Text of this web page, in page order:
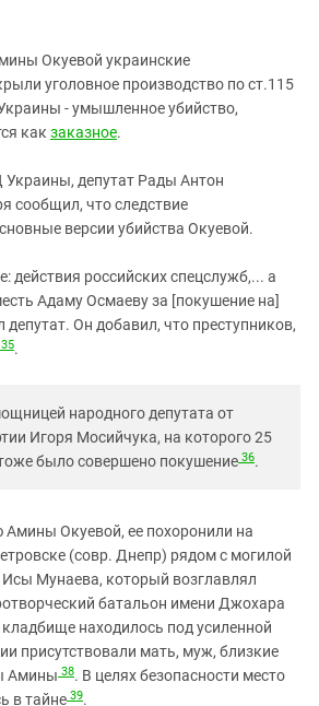
Окуевой украинские
уголовное производство по ст.115
- умышленное убийство,
как заказное.
депутат Рады Антон
сообщил, что следствие
версии убийства Окуевой.
действия российских спецслужб,... а
Адаму Осмаеву за [покушение на]
Он добавил, что преступников,
35.
народного депутата от
Игоря Мосийчука, на которого 25
было совершено покушение 36.
Окуевой, ее похоронили на
(совр. Днепр) рядом с могилой
Исы Мунаева, который возглавлял
батальон имени Джохара
находилось под усиленной
присутствовали мать, муж, близкие
Амины 38. В целях безопасности место
в тайне 39.